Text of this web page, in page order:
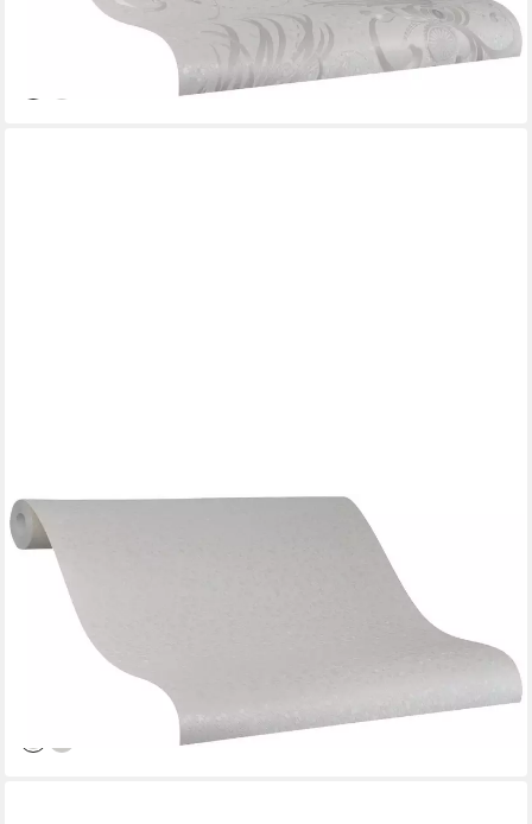
lieferbar - in 3-4 Werktagen bei dir
GLÖÖCKLER
Vliestapete, schimmernd, Motiv, (1 St), moderne Tapete für
Wohnzimmer Schlafzimmer Küche
55,49 €
(7,88 €/ 1 qm)
lieferbar - in 3-4 Werktagen bei dir